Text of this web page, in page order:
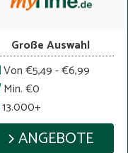
Große Auswahl
Von €5,49 - €6,99
Min. €0
13.000+
ANGEBOTE